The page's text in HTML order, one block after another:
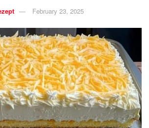
February 23, 2025